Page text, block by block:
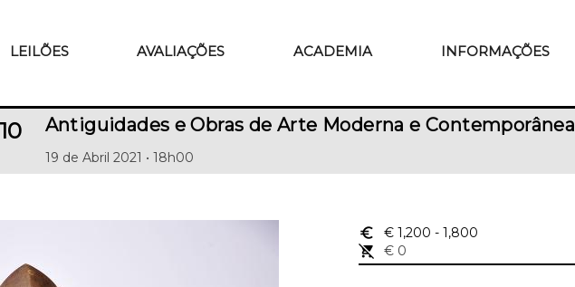
LEILÕES AVALIAÇÕES ACADEMIA INFORMAÇÕES
Antiguidades e Obras de Arte Moderna e Contemporânea
19 de Abril 2021 • 18h00
euro_symbol € 1,200 - 1,800
remove_shopping_cart
€ 0